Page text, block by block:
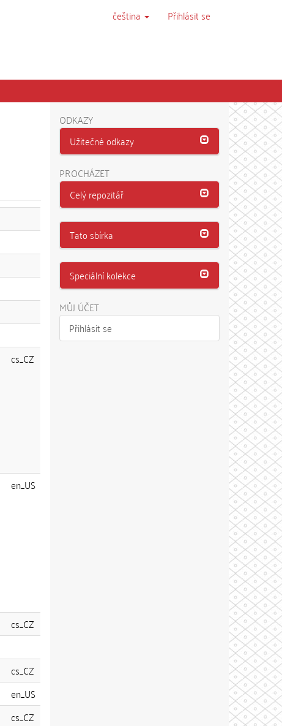
čeština Přihlásit se
cs_CZ
en_US
cs_CZ
cs_CZ
en_US
cs_CZ
ODKAZY
Užitečné odkazy
PROCHÁZET
Celý repozitář
Tato sbírka
Speciální kolekce
MŮJ ÚČET
Přihlásit se